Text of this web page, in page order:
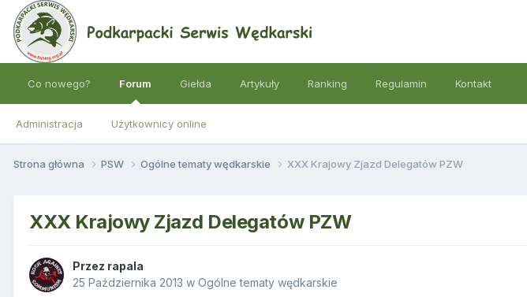
Co nowego? Forum
Administracja Użytkownicy online
Giełda Artykuły Ranking Regulamin Kontakt
Strona główna PSW Ogólne tematy wędkarskie XXX Krajowy Zjazd Delegatów PZW
XXX Krajowy Zjazd Delegatów PZW
Przez rapala
25 Października 2013 w Ogólne tematy wędkarskie